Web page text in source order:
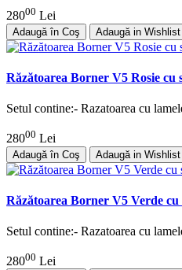
28000 Lei
Adaugă în Coş Adaugă in Wishlist
Răzătoarea Borner V5 Rosie cu
Setul contine:- Razatoarea cu
28000 Lei
Adaugă în Coş Adaugă in Wishlist
Răzătoarea Borner V5 Verde
Setul contine:- Razatoarea cu
28000 Lei